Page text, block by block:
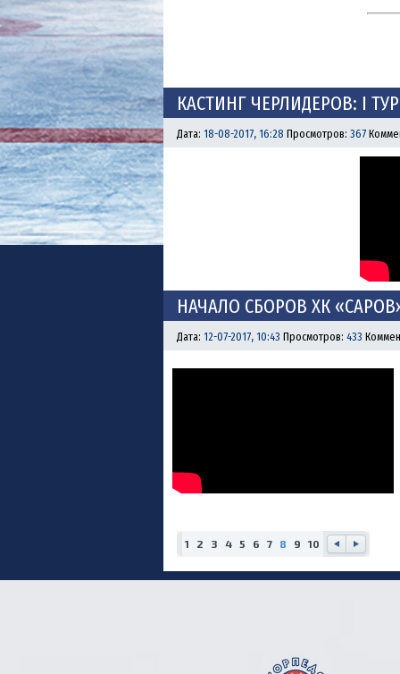
КАСТИНГ ЧЕРЛИДЕРОВ: I ТУР
Дата: 18-08-2017, 16:28 Просмотров: 367
НАЧАЛО СБОРОВ ХК
Дата: 12-07-2017, 10:43 Просмотров: 433
1 2 3 4 5 6 7 8 9
10